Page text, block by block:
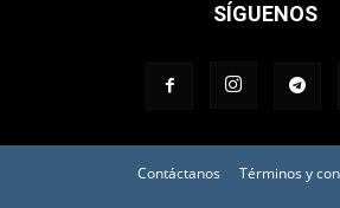
SÍGUENOS
Contáctanos Términos y